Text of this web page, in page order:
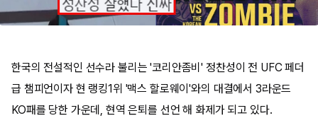
한국의 전설적인 선수라 불리는 '코리안좀비' 정찬성이 전 UFC 페더
급 챔피언이자 현 랭킹1위 '맥스 할로웨이'와의 대결에서 3라운드
KO패를 당한 가운데, 현역 은퇴를 선언 해 화제가 되고 있다.